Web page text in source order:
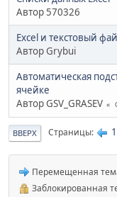
Автор 570326
Excel и текстовый
Автор Grybui
Автоматическая
ячейке
Автор GSV_GRASEV
ВВЕРХ Страницы 1
Перемещенная
Заблокированная